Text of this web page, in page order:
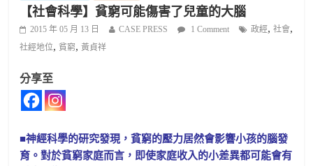
【社會科學】貧窮可能傷害了兒童的大腦
2015 年 05 月 13 日 CASE PRESS 1 Comment 政經,社會,
社經地位,貧窮,黃貞祥
分享至
■神經科學的研究發現，貧窮的壓力居然會影響小孩的腦發
育。對於貧窮家庭而言，即使家庭收入的小差異都可能會有